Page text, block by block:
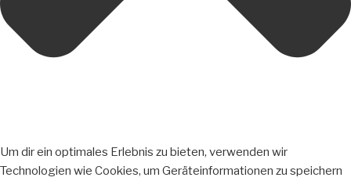
Um dir ein optimales Erlebnis zu bieten, verwenden wir
Technologien wie Cookies, um Geräteinformationen zu speichern